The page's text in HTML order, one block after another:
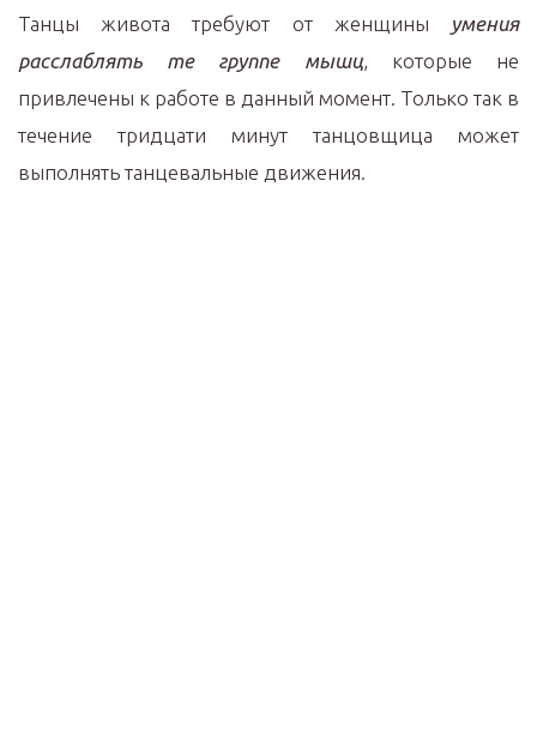
Танцы живота требуют от женщины
умения
расслаблять те группе мышц, которые не
привлечены к работе в данный момент. Только так в
течение тридцати минут танцовщица может
выполнять танцевальные движения.